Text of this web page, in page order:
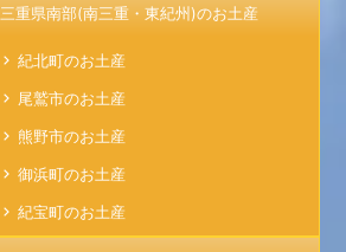
三重県南部(南三重・東紀州)のお土産
紀北町のお土産
尾鷲市のお土産
熊野市のお土産
御浜町のお土産
紀宝町のお土産